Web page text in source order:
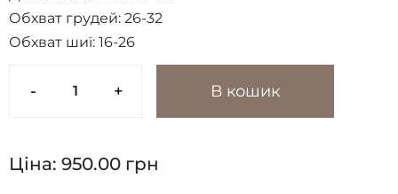
Обхват грудей: 26-32
Обхват шиї: 16-26
- + В кошик
Ціна: 950.00 грн